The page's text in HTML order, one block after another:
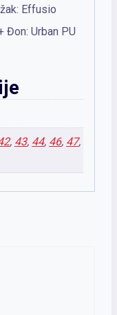
Effusio
Đon: Urban PU
, 43, 44, 46, 47,